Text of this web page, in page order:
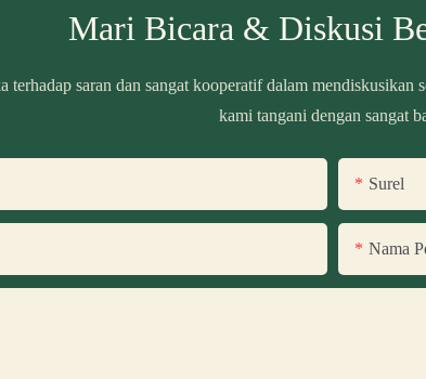
Mari Bicara & Diskusi
terhadap saran dan sangat kooperatif dalam
kami tangani dengan sangat
Surel
Nama